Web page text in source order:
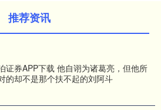
推荐资讯
证券APP下载 他自诩为诸葛亮，但他所
的却不是那个扶不起的刘阿斗